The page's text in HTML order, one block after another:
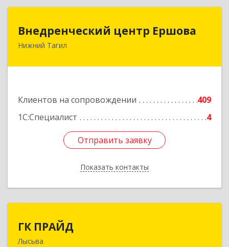
Внедренческий центр Ершова
Нижний Тагил
Клиентов на сопровождении
409
1С:Специалист
4
Отправить заявку
Показать контакты
Внедренческий центр Ершова
622030, Свердловская обл, Нижний Тагил г,
Отправить заявку
Назад
ГК ПРАЙД
Лысьва618909, Пермский край, Лысьва г, Репина ул,